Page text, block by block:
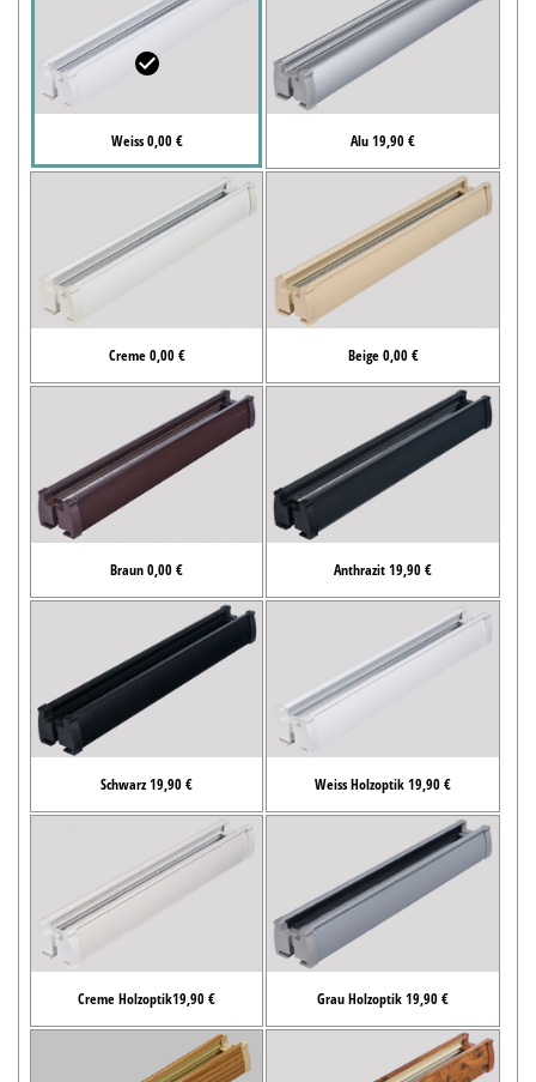
Weiss 0,00 € Alu 19,90 €
Creme 0,00 € Beige 0,00 €
Braun 0,00 € Anthrazit 19,90 €
Schwarz 19,90 € Weiss Holzoptik 19,90 €
Creme Holzoptik19,90 € Grau Holzoptik 19,90 €